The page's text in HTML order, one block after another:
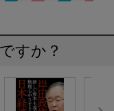
すか？